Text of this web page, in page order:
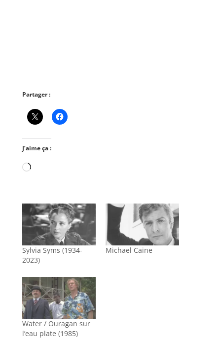
Partager :
J’aime ça :
Chargement…
Sylvia Syms (1934-
2023)
Michael Caine
Water / Ouragan sur
l’eau plate (1985)